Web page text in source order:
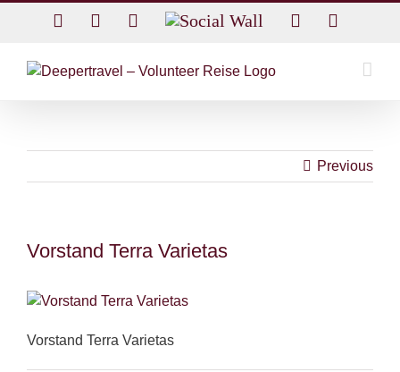
Facebook
Twitter Instagram
Social
Previous
Vorstand Terra Varietas
Vorstand Terra Varietas